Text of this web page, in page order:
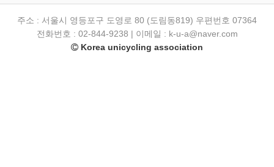
주소 : 서울시 영등포구 도영로 80 (도림동819) 우편번호 07364
전화번호 : 02-844-9238 | 이메일 : k-u-a@naver.com
Korea unicycling association